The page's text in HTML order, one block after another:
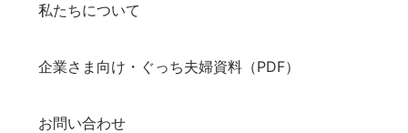
私たちについて
企業さま向け・ぐっち夫婦資料（PDF）
お問い合わせ